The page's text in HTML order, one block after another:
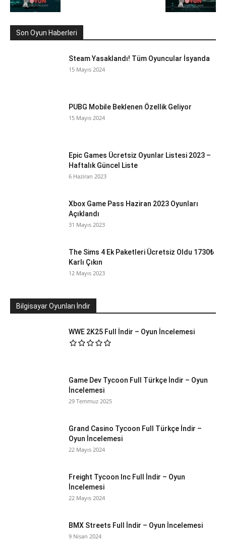
Son Oyun Haberleri
Steam Yasaklandı! Tüm Oyuncular İsyanda
15 Mayıs 2024
PUBG Mobile Beklenen Özellik Geliyor
15 Mayıs 2024
Epic Games Ücretsiz Oyunlar Listesi 2023 –
Haftalık Güncel Liste
6 Haziran 2023
Xbox Game Pass Haziran 2023 Oyunları
Açıklandı
31 Mayıs 2023
The Sims 4 Ek Paketleri Ücretsiz Oldu 1730₺
Karlı Çıkın
12 Mayıs 2023
Bilgisayar Oyunları İndir
WWE 2K25 Full İndir – Oyun İncelemesi
Game Dev Tycoon Full Türkçe İndir – Oyun
İncelemesi
29 Temmuz 2025
Grand Casino Tycoon Full Türkçe İndir –
Oyun İncelemesi
22 Mayıs 2024
Freight Tycoon Inc Full İndir – Oyun
İncelemesi
22 Mayıs 2024
BMX Streets Full İndir – Oyun İncelemesi
9 Nisan 2024